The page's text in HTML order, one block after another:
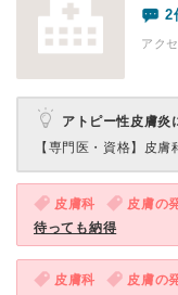
2
アク
アトピー性皮膚炎
【専門医・資格】 皮膚
皮膚科 皮膚の
待っても納得
皮膚科 皮膚の